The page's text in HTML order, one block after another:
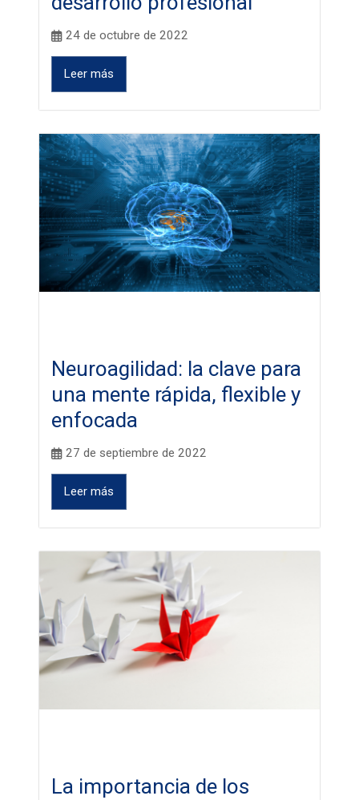
24 de octubre de 2022
Leer más
Neuroagilidad: la clave para
una mente rápida, flexible y
enfocada
27 de septiembre de 2022
Leer más
La importancia de los